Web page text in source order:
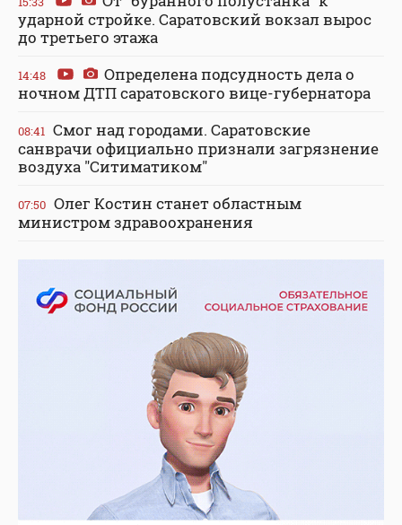
ударной стройке. Саратовский вокзал вырос
до третьего этажа
14:48
Определена подсудность дела о
ночном ДТП саратовского вице-губернатора
08:41 Смог над городами. Саратовские
санврачи официально признали загрязнение
воздуха "Ситиматиком"
07:50 Олег Костин станет областным
министром здравоохранения